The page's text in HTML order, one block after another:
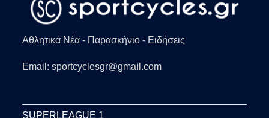
Αθλητικά Νέα - Παρασκήνιο - Ειδήσεις
Email: sportcyclesgr@gmail.com
SUPERLEAGUE 1